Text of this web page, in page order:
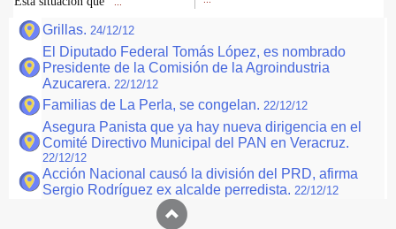
Grillas. 24/12/12
El Diputado Federal Tomás López, es nombrado
Presidente de la Comisión de la Agroindustria
Azucarera. 22/12/12
Familias de La Perla, se congelan. 22/12/12
Asegura Panista que ya hay nueva dirigencia en el
Comité Directivo Municipal del PAN en Veracruz.
22/12/12
Acción Nacional causó la división del PRD, afirma
Sergio Rodríguez ex alcalde perredista. 22/12/12